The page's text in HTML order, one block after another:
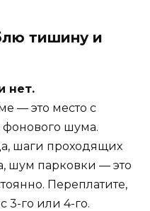
тишину и
нет.
— это место с
шума.
шаги проходящих
шум парковки — это
Переплатите,
3-го или 4-го.